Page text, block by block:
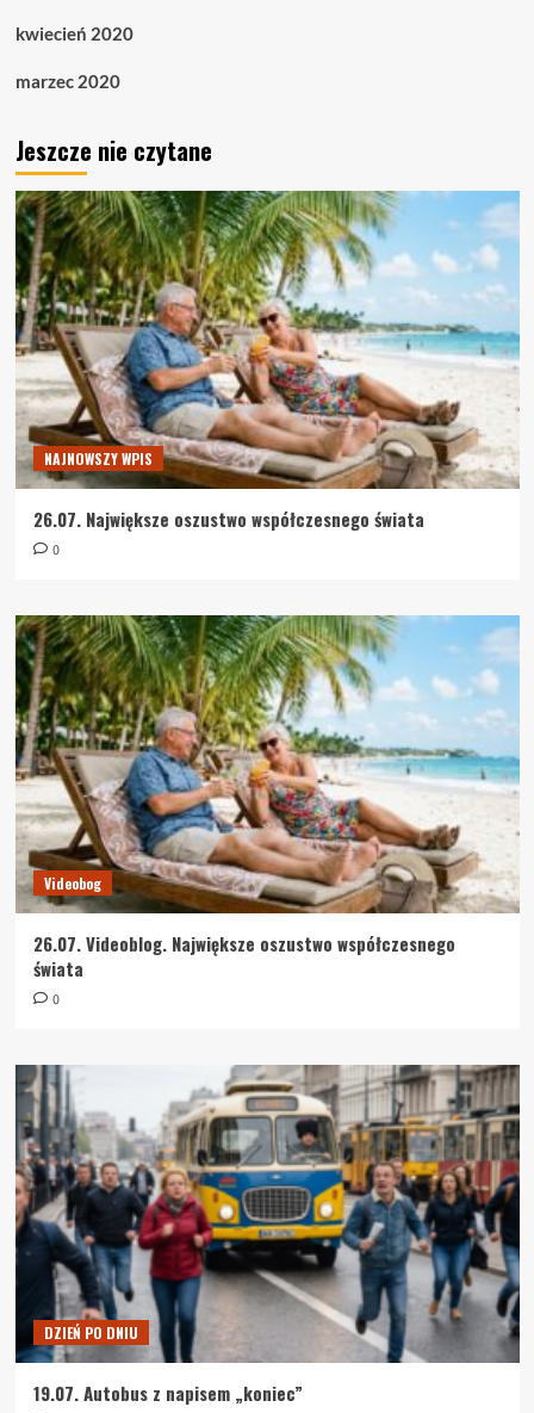
kwiecień 2020
marzec 2020
Jeszcze nie czytane
NAJNOWSZY WPIS
26.07. Największe oszustwo współczesnego świata
0
Videobog
26.07. Videoblog. Największe oszustwo współczesnego
świata
0
DZIEŃ PO DNIU
19.07. Autobus z napisem „koniec”